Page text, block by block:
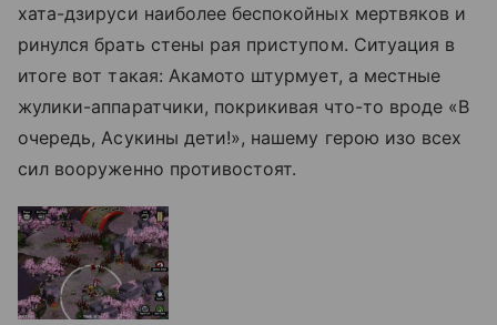
хата-дзируси наиболее беспокойных мертвяков и
ринулся брать стены рая приступом. Ситуация в
итоге вот такая: Акамото штурмует, а местные
жулики-аппаратчики, покрикивая что-то вроде «В
очередь, Асукины дети!», нашему герою изо всех
сил вооруженно противостоят.